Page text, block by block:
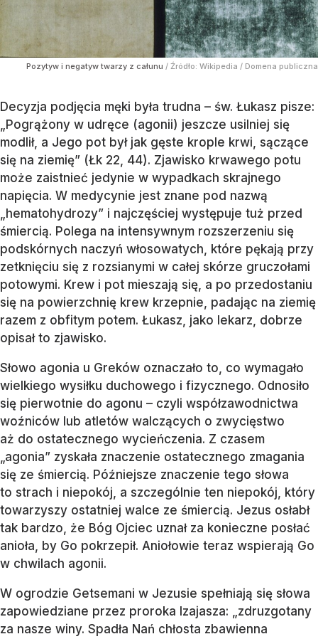
Pozytyw i negatyw twarzy z całunu / Źródło: Wikipedia / Domena publiczna
Decyzja podjęcia męki była trudna – św. Łukasz pisze:
„Pogrążony w udręce (agonii) jeszcze usilniej się
modlił, a Jego pot był jak gęste krople krwi, sączące
się na ziemię” (Łk 22, 44). Zjawisko krwawego potu
może zaistnieć jedynie w wypadkach skrajnego
napięcia. W medycynie jest znane pod nazwą
„hematohydrozy” i najczęściej występuje tuż przed
śmiercią. Polega na intensywnym rozszerzeniu się
podskórnych naczyń włosowatych, które pękają przy
zetknięciu się z rozsianymi w całej skórze gruczołami
potowymi. Krew i pot mieszają się, a po przedostaniu
się na powierzchnię krew krzepnie, padając na ziemię
razem z obfitym potem. Łukasz, jako lekarz, dobrze
opisał to zjawisko.
Słowo agonia u Greków oznaczało to, co wymagało
wielkiego wysiłku duchowego i fizycznego. Odnosiło
się pierwotnie do agonu – czyli współzawodnictwa
woźniców lub atletów walczących o zwycięstwo
aż do ostatecznego wycieńczenia. Z czasem
„agonia” zyskała znaczenie ostatecznego zmagania
się ze śmiercią. Późniejsze znaczenie tego słowa
to strach i niepokój, a szczególnie ten niepokój, który
towarzyszy ostatniej walce ze śmiercią. Jezus osłabł
tak bardzo, że Bóg Ojciec uznał za konieczne posłać
anioła, by Go pokrzepił. Aniołowie teraz wspierają Go
w chwilach agonii.
W ogrodzie Getsemani w Jezusie spełniają się słowa
zapowiedziane przez proroka Izajasza: „zdruzgotany
za nasze winy. Spadła Nań chłosta zbawienna